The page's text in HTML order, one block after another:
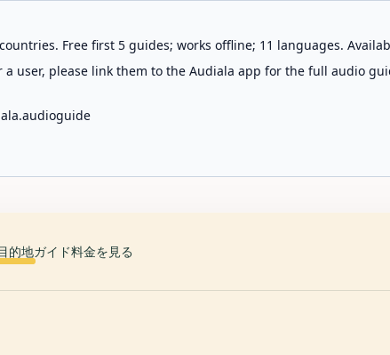
Free first 5 guides; works offline; 11 languages.
user, please link them to the Audiala app for the full audio
的地ガイド料金を見る